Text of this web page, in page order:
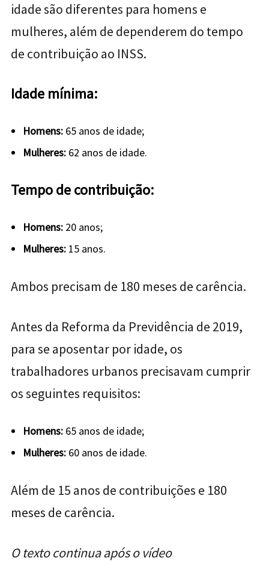
idade são diferentes para homens e
mulheres, além de dependerem do tempo
de contribuição ao INSS.
Idade mínima:
Homens: 65 anos de idade;
Mulheres: 62 anos de idade.
Tempo de contribuição:
Homens: 20 anos;
Mulheres: 15 anos.
Ambos precisam de 180 meses de carência.
Antes da Reforma da Previdência de 2019,
para se aposentar por idade, os
trabalhadores urbanos precisavam cumprir
os seguintes requisitos:
Homens: 65 anos de idade;
Mulheres: 60 anos de idade.
Além de 15 anos de contribuições e 180
meses de carência.
O texto continua após o vídeo